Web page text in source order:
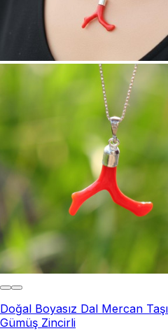
Doğal Boyasız Dal Mercan
Gümüş Zincirli